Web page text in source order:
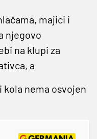
majici i
njegovo
na klupi za
a
kola nema osvojen